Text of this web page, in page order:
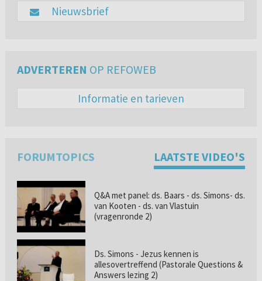
Nieuwsbrief
ADVERTEREN OP REFOWEB
Informatie en tarieven
FORUMTOPICS LAATSTE VIDEO'S
Q&A met panel: ds. Baars - ds. Simons- ds.
van Kooten - ds. van Vlastuin
(vragenronde 2)
Ds. Simons - Jezus kennen is
allesovertreffend (Pastorale Questions &
Answers lezing 2)